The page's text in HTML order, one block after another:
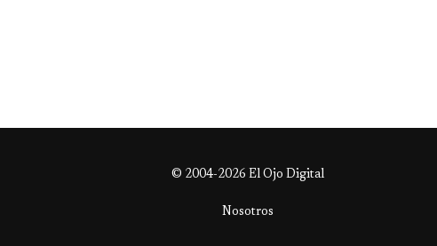
© 2004-2026 El Ojo Digital
Nosotros